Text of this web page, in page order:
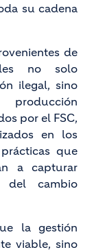
su cadena
de
no solo
ilegal, sino
por el FSC,
en los
que
a capturar
del cambio
la gestión
viable, sino